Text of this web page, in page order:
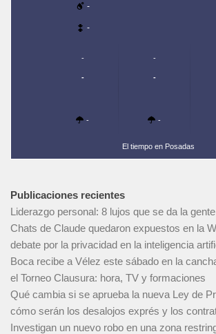
-
-
-
-
-
-
-
-
El tiempo en Posadas
Publicaciones recientes
Liderazgo personal: 8 lujos que se da la
Chats de Claude quedaron expuestos en la
debate por la privacidad en la inteligencia
Boca recibe a Vélez este sábado en la
el Torneo Clausura: hora, TV y formaciones
Qué cambia si se aprueba la nueva Ley de
cómo serán los desalojos exprés y los
Investigan un nuevo robo en una zona